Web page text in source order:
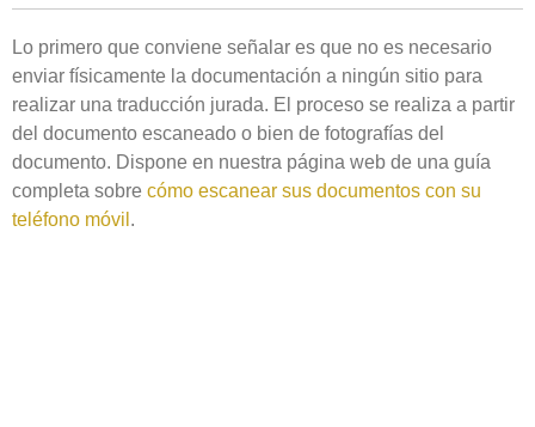
Lo primero que conviene señalar es que no es necesario
enviar físicamente la documentación a ningún sitio para
realizar una traducción jurada. El proceso se realiza a partir
del documento escaneado o bien de fotografías del
documento. Dispone en nuestra página web de una guía
completa sobre cómo escanear sus documentos con su
teléfono móvil .